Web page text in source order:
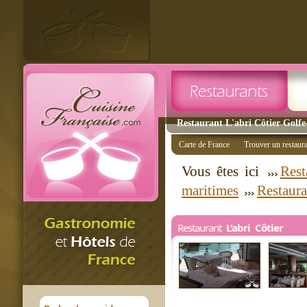
Restaurant L'abri Côtier
Carte de France Trouver un
Vous êtes ici
maritimes
Restaurant L'abri Côtier